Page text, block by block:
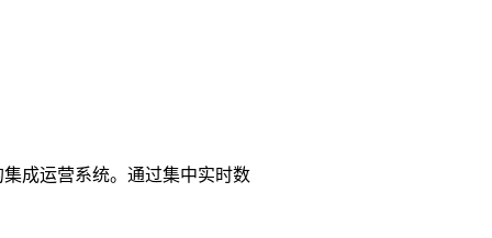
成运营系统。通过集中实时数